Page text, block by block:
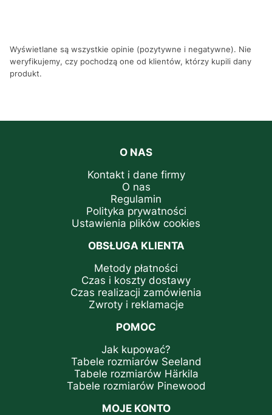
Wyświetlane są wszystkie opinie (pozytywne i negatywne). Nie
weryfikujemy, czy pochodzą one od klientów, którzy kupili dany
produkt.
O NAS
Kontakt i dane firmy
O nas
Regulamin
Polityka prywatności
Ustawienia plików cookies
OBSŁUGA KLIENTA
Metody płatności
Czas i koszty dostawy
Czas realizacji zamówienia
Zwroty i reklamacje
POMOC
Jak kupować?
Tabele rozmiarów Seeland
Tabele rozmiarów Härkila
Tabele rozmiarów Pinewood
MOJE KONTO